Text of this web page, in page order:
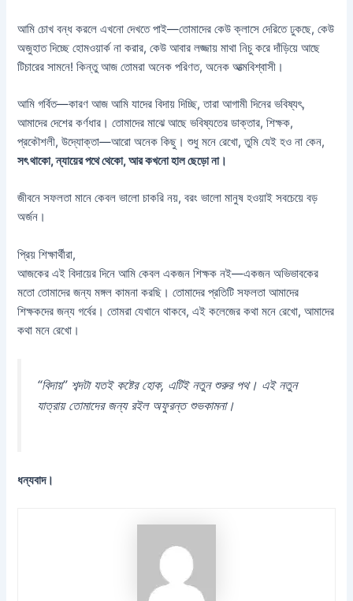
আমি চোখ বন্ধ করলে এখনো দেখতে পাই—তোমাদের কেউ ক্লাসে দেরিতে ঢুকছে, কেউ
অজুহাত দিচ্ছে হোমওয়ার্ক না করার, কেউ আবার লজ্জায় মাথা নিচু করে দাঁড়িয়ে আছে
টিচারের সামনে! কিন্তু আজ তোমরা অনেক পরিণত, অনেক আত্মবিশ্বাসী।
আমি গর্বিত—কারণ আজ আমি যাদের বিদায় দিচ্ছি, তারা আগামী দিনের ভবিষ্যৎ,
আমাদের দেশের কর্ণধার। তোমাদের মাঝে আছে ভবিষ্যতের ডাক্তার, শিক্ষক,
প্রকৌশলী, উদ্যোক্তা—আরো অনেক কিছু। শুধু মনে রেখো, তুমি যেই হও না কেন,
সৎ থাকো, ন্যায়ের পথে থেকো, আর কখনো হাল ছেড়ো না।
জীবনে সফলতা মানে কেবল ভালো চাকরি নয়, বরং ভালো মানুষ হওয়াই সবচেয়ে বড়
অর্জন।
প্রিয় শিক্ষার্থীরা,
আজকের এই বিদায়ের দিনে আমি কেবল একজন শিক্ষক নই—একজন অভিভাবকের
মতো তোমাদের জন্য মঙ্গল কামনা করছি। তোমাদের প্রতিটি সফলতা আমাদের
শিক্ষকদের জন্য গর্বের। তোমরা যেখানে থাকবে, এই কলেজের কথা মনে রেখো, আমাদের
কথা মনে রেখো।
“বিদায়” শব্দটা যতই কষ্টের হোক, এটিই নতুন শুরুর পথ। এই নতুন
যাত্রায় তোমাদের জন্য রইল অফুরন্ত শুভকামনা।
ধন্যবাদ।